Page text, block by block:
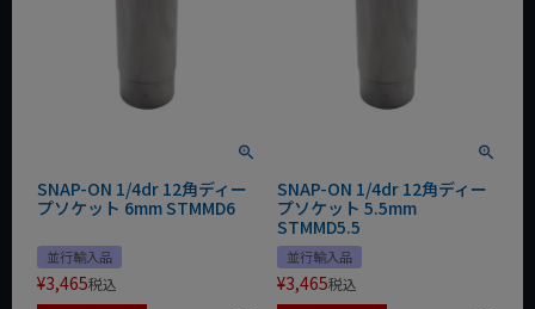
SNAP-ON 1/4dr 12角ディー
プソケット 6mm STMMD6
並行輸入品
¥3,465税込
SNAP-ON 1/4dr 12角ディー
プソケット 5.5mm
STMMD5.5
並行輸入品
¥3,465税込